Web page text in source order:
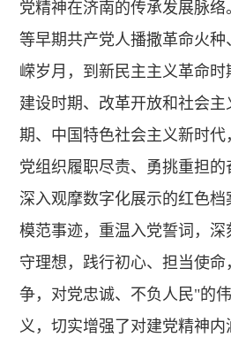
党精神在济南的传承发展脉
等早期共产党人播撒革命火
嵘岁月，到新民主主义革命时
建设时期、改革开放和社会
期、中国特色社会主义新时
党组织履职尽责、勇挑重担
深入观摩数字化展示的红色
模范事迹，重温入党誓词，
守理想，践行初心、担当使
争，对党忠诚、不负人民"的
义，切实增强了对建党精神